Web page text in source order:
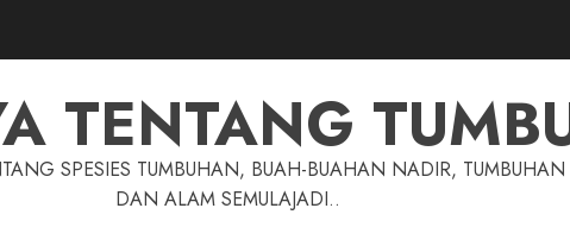
TENTANG
SPESIES TUMBUHAN, BUAH-BUAHAN NADIR,
DAN ALAM SEMULAJADI..